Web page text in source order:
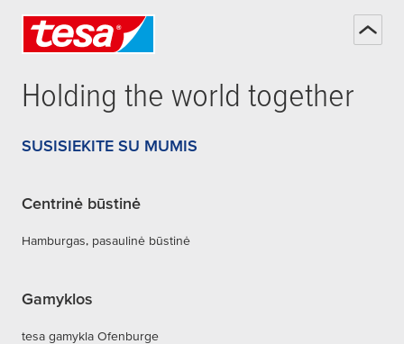
Holding the world together
SUSISIEKITE SU MUMIS
Centrinė būstinė
Hamburgas, pasaulinė būstinė
Gamyklos
tesa gamykla Ofenburge